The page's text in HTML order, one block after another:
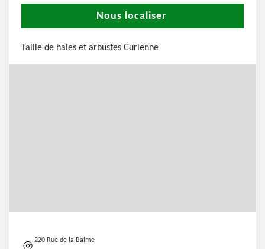
Nous localiser
Taille de haies et arbustes Curienne
220 Rue de la Balme